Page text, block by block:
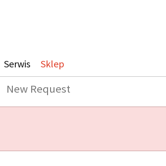
Serwis Sklep
New Request